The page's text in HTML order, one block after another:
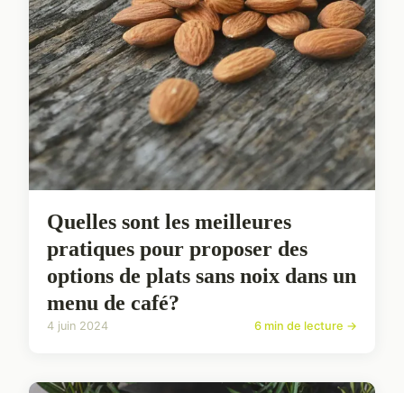
Quelles sont les meilleures
pratiques pour proposer des
options de plats sans noix dans un
menu de café?
4 juin 2024 6 min de lecture →